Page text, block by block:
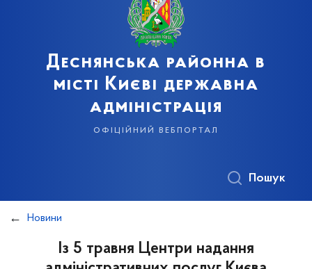
Деснянська районна в
місті Києві державна
адміністрація
офіційний вебпортал
Пошук
Новини
Із 5 травня Центри надання